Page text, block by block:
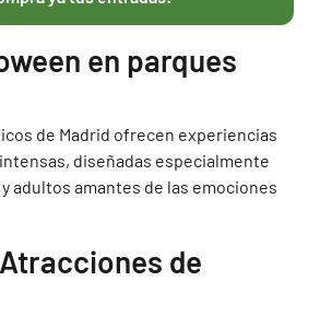
en parques
de Madrid ofrecen experiencias
diseñadas especialmente
adultos amantes de las emociones
de